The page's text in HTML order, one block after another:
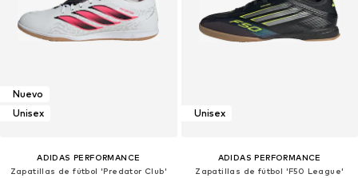
Nuevo
Unisex
ADIDAS PERFORMANCE
Zapatillas de fútbol 'Predator Club'
Unisex
ADIDAS PERFORMANCE
Zapatillas de fútbol 'F50 League'